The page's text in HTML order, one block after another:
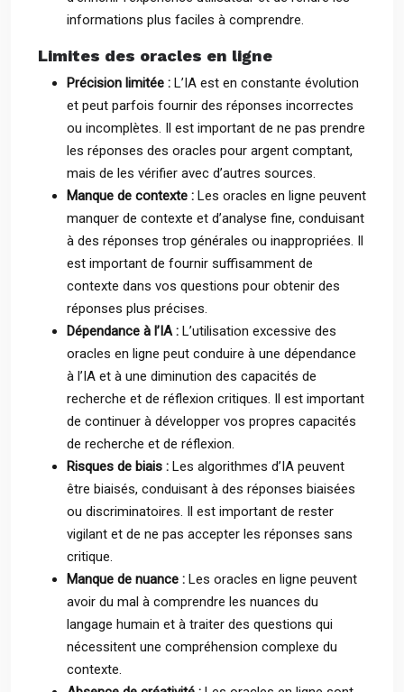
informations plus faciles à comprendre.
Limites des oracles en ligne
Précision limitée : L’IA est en constante évolution
et peut parfois fournir des réponses incorrectes
ou incomplètes. Il est important de ne pas prendre
les réponses des oracles pour argent comptant,
mais de les vérifier avec d’autres sources.
Manque de contexte : Les oracles en ligne peuvent
manquer de contexte et d’analyse fine, conduisant
à des réponses trop générales ou inappropriées. Il
est important de fournir suffisamment de
contexte dans vos questions pour obtenir des
réponses plus précises.
Dépendance à l’IA : L’utilisation excessive des
oracles en ligne peut conduire à une dépendance
à l’IA et à une diminution des capacités de
recherche et de réflexion critiques. Il est important
de continuer à développer vos propres capacités
de recherche et de réflexion.
Risques de biais : Les algorithmes d’IA peuvent
être biaisés, conduisant à des réponses biaisées
ou discriminatoires. Il est important de rester
vigilant et de ne pas accepter les réponses sans
critique.
Manque de nuance : Les oracles en ligne peuvent
avoir du mal à comprendre les nuances du
langage humain et à traiter des questions qui
nécessitent une compréhension complexe du
contexte.